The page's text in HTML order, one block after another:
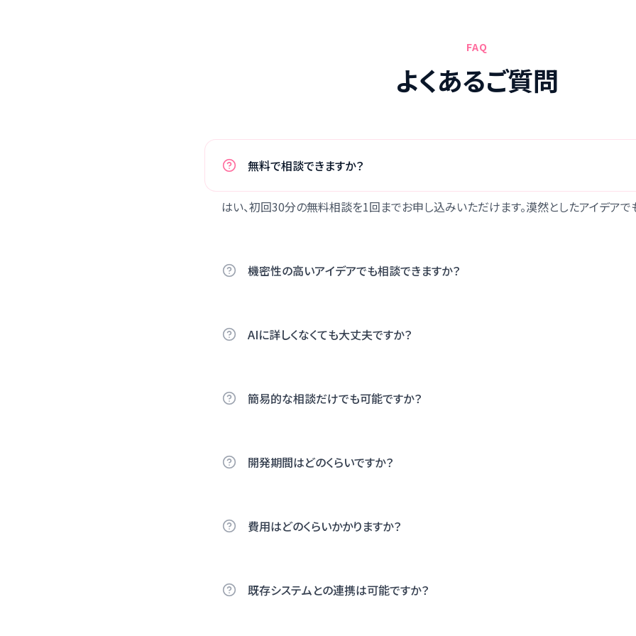
FAQ
よくあるご質問
無料で相談できますか？
はい、初回30分の無料相談を1回までお申し込みいただけます。漠然としたアイデアで
機密性の高いアイデアでも相談できますか？
AIに詳しくなくても大丈夫ですか？
簡易的な相談だけでも可能ですか？
開発期間はどのくらいですか？
費用はどのくらいかかりますか？
既存システムとの連携は可能ですか？